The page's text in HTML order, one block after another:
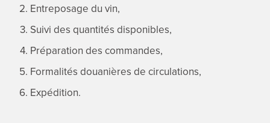
Entreposage du vin,
Suivi des quantités disponibles,
Préparation des commandes,
Formalités douanières de circulations,
Expédition.